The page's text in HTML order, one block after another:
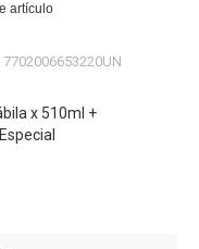
artículo
7702006653220UN
x 510ml +